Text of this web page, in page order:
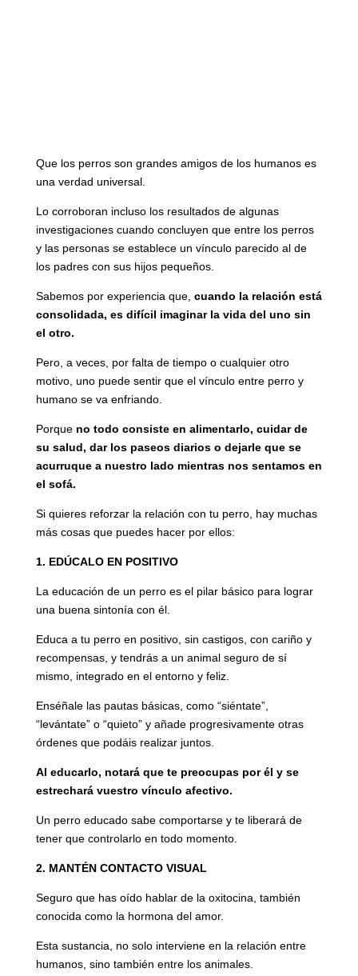
Que los perros son grandes amigos de los humanos es
una verdad universal.
Lo corroboran incluso los resultados de algunas
investigaciones cuando concluyen que entre los perros
y las personas se establece un vínculo parecido al de
los padres con sus hijos pequeños.
Sabemos por experiencia que, cuando la relación está
consolidada, es difícil imaginar la vida del uno sin
el otro.
Pero, a veces, por falta de tiempo o cualquier otro
motivo, uno puede sentir que el vínculo entre perro y
humano se va enfriando.
Porque no todo consiste en alimentarlo, cuidar de
su salud, dar los paseos diarios o dejarle que se
acurruque a nuestro lado mientras nos sentamos en
el sofá.
Si quieres reforzar la relación con tu perro, hay muchas
más cosas que puedes hacer por ellos:
1. EDÚCALO EN POSITIVO
La educación de un perro es el pilar básico para lograr
una buena sintonía con él.
Educa a tu perro en positivo, sin castigos, con cariño y
recompensas, y tendrás a un animal seguro de sí
mismo, integrado en el entorno y feliz.
Enséñale las pautas básicas, como “siéntate”,
“levántate” o “quieto” y añade progresivamente otras
órdenes que podáis realizar juntos.
Al educarlo, notará que te preocupas por él y se
estrechará vuestro vínculo afectivo.
Un perro educado sabe comportarse y te liberará de
tener que controlarlo en todo momento.
2. MANTÉN CONTACTO VISUAL
Seguro que has oído hablar de la oxitocina, también
conocida como la hormona del amor.
Esta sustancia, no solo interviene en la relación entre
humanos, sino también entre los animales.